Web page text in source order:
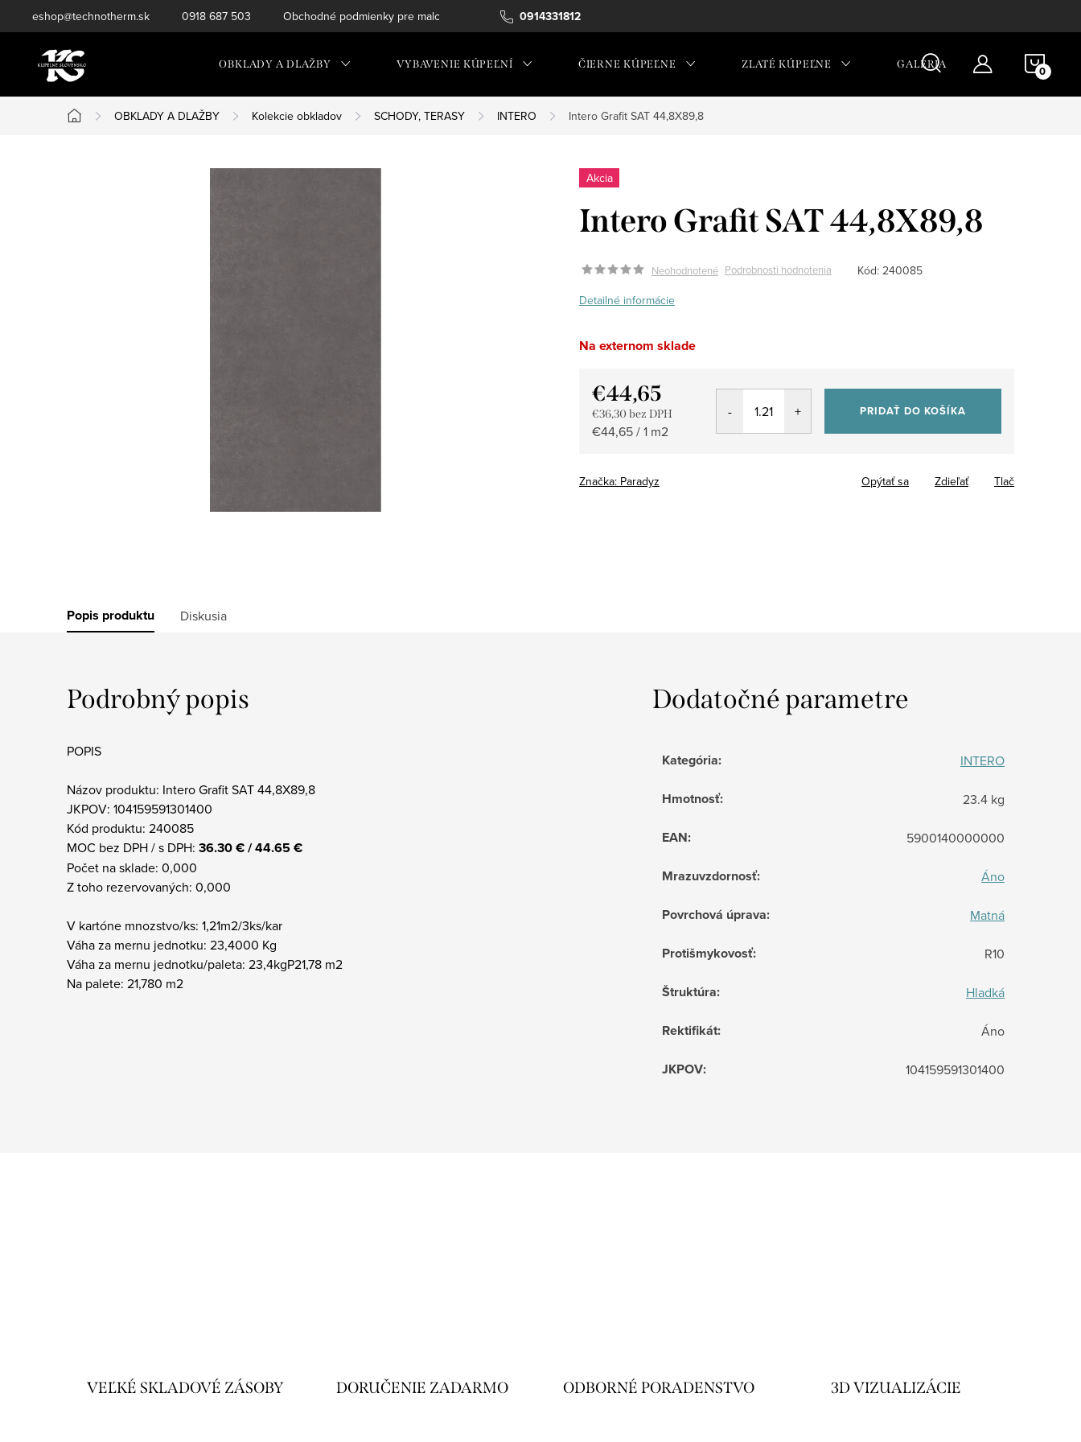
na
0914331812
eshop@technotherm.sk 0918 687 503 Obchodné podmienky pre maloobchod
OBKLADY A DLAŽBY VYBAVENIE KÚPEĽNÍ ČIERNE KÚPEĽNE ZLATÉ KÚPEĽNE GALÉRIA
Domov
OBKLADY A DLAŽBY Kolekcie obkladov SCHODY, TERASY INTERO Intero Grafit SAT 44,8X89,8
Akcia
Intero Grafit SAT 44,8X89,8
Neohodnotené Podrobnosti hodnotenia Kód: 240085
Detailné informácie
Na externom sklade
€44,65
€36,30 bez DPH
Jednotková
€44,65 / 1 m2
PRIDAŤ DO KOŠÍKA
Značka: Paradyz Tlač
Opýtať sa Zdieľať
Popis produktu Diskusia
Podrobný popis
POPIS
Názov produktu: Intero Grafit SAT 44,8X89,8
JKPOV: 104159591301400
Kód produktu: 240085
MOC bez DPH / s DPH: 36.30 € / 44.65 €
Počet na sklade: 0,000
Z toho rezervovaných: 0,000
V kartóne mnozstvo/ks: 1,21m2/3ks/kar
Váha za mernu jednotku: 23,4000 Kg
Váha za mernu jednotku/paleta: 23,4kgP21,78 m2
Na palete: 21,780 m2
Dodatočné parametre
Kategória: INTERO
Hmotnosť: 23.4 kg
EAN: 5900140000000
Mrazuvzdornosť: Áno
Povrchová úprava: Matná
Protišmykovosť: R10
Štruktúra: Hladká
Rektifikát: Áno
JKPOV: 104159591301400
VEĽKÉ SKLADOVÉ ZÁSOBY DORUČENIE ZADARMO ODBORNÉ PORADENSTVO 3D VIZUALIZÁCIE